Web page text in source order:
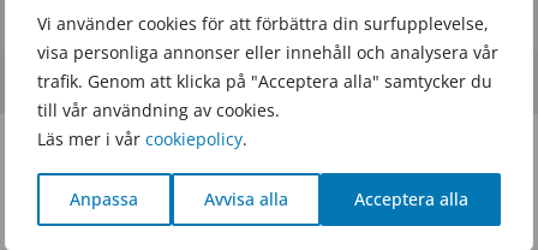
Vi använder cookies för att förbättra din surfupplevelse,
visa personliga annonser eller innehåll och analysera vår
trafik. Genom att klicka på "Acceptera alla" samtycker du
till vår användning av cookies.
Läs mer i vår cookiepolicy.
Anpassa Avvisa alla Acceptera alla
Powered byWisest